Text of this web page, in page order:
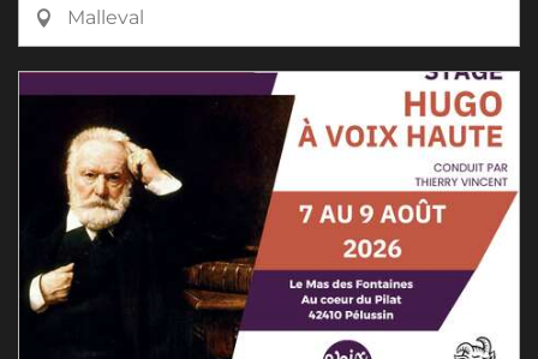
Malleval